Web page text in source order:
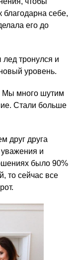
благодарна себе,
его до
лед тронулся и
уровень.
Мы много шутим
Стали больше
друг друга
и
было 90%
то сейчас все